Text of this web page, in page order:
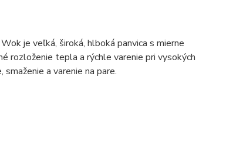
je veľká, široká, hlboká panvica s mierne
rozloženie tepla a rýchle varenie pri vysokých
a varenie na pare.